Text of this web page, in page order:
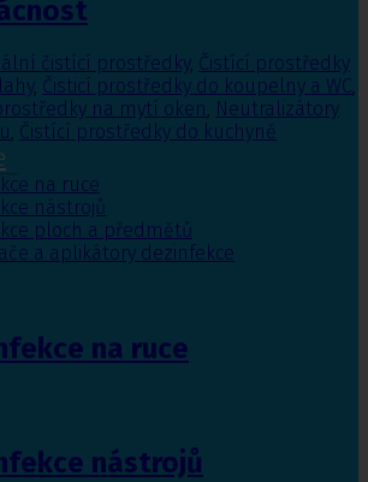
čistící prostředky, Čistící prostředky
, Čisticí prostředky do koupelny a WC,
na mytí oken, Neutralizátory
, Čistící prostředky do kuchyně
na ruce
nástrojů
ploch a předmětů
a aplikátory dezinfekce
na ruce
nástrojů